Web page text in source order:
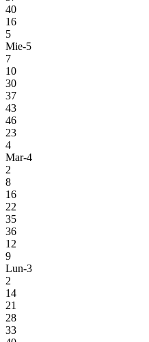
40
16
5
Mie-5
7
10
30
37
43
46
23
4
Mar-4
2
8
16
22
35
36
12
9
Lun-3
2
14
21
28
33